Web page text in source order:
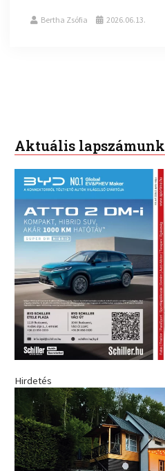
Bertha Zsófia 2026.06.13.
Aktuális lapszámunk
Hirdetés